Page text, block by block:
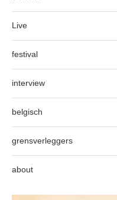
Live
festival
interview
belgisch
grensverleggers
about